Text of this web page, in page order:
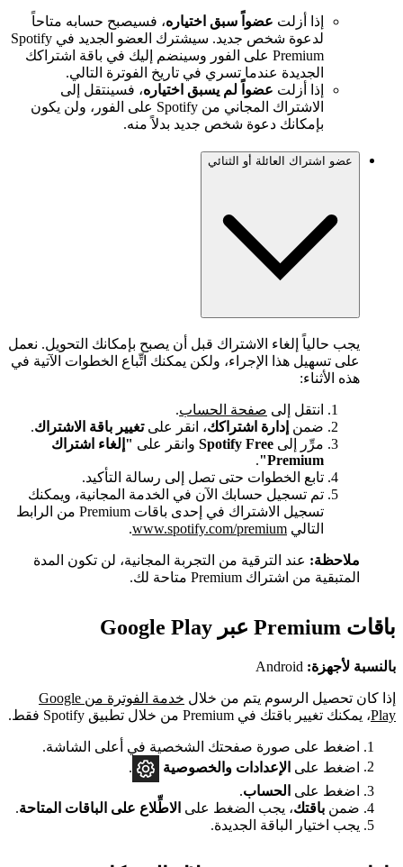
إذا أزلت عضواً سبق اختياره، فسيصبح حسابه متاحاً
لدعوة شخص جديد. سيشترك العضو الجديد في Spotify
Premium على الفور وسينضم إليك في باقة اشتراكك
الجديدة عندما تسري في تاريخ الفوترة التالي.
إذا أزلت عضواً لم يسبق اختياره، فسينتقل إلى
الاشتراك المجاني من Spotify على الفور، ولن يكون
بإمكانك دعوة شخص جديد بدلاً منه.
عضو اشتراك العائلة أو الثنائي
يجب حالياً إلغاء الاشتراك قبل أن يصبح بإمكانك التحويل. نعمل
على تسهيل هذا الإجراء، ولكن يمكنك اتِّباع الخطوات الآتية في
هذه الأثناء:
انتقل إلى صفحة الحساب.
ضمن إدارة اشتراكك، انقر علىتغيير باقة الاشتراك.
مرِّر إلى Spotify Free وانقر على "إلغاء اشتراك
Premium"
.
تابع الخطوات حتى تصل إلى رسالة التأكيد.
تم تسجيل حسابك الآن في الخدمة المجانية، ويمكنك
تسجيل الاشتراك في إحدى باقات Premium من الرابط
التالي www.spotify.com/premium
.
ملاحظة: عند الترقية من التجربة المجانية، لن تكون المدة
المتبقية من اشتراك Premium متاحة لك.
باقات Premium عبر Google Play
بالنسبة لأجهزة:
إذا كان تحصيل الرسوم يتم من خلال
خدمة الفوترة من Google
Play، يمكنك تغيير باقتك في Premium من خلال تطبيق Spotify فقط.
اضغط على صورة صفحتك الشخصية في أعلى الشاشة.
اضغط على الإعدادات والخصوصية
اضغط على الحساب.
ضمن باقتك، يجب الضغط على الاطِّلاع على الباقات المتاحة.
يجب اختيار الباقة الجديدة.